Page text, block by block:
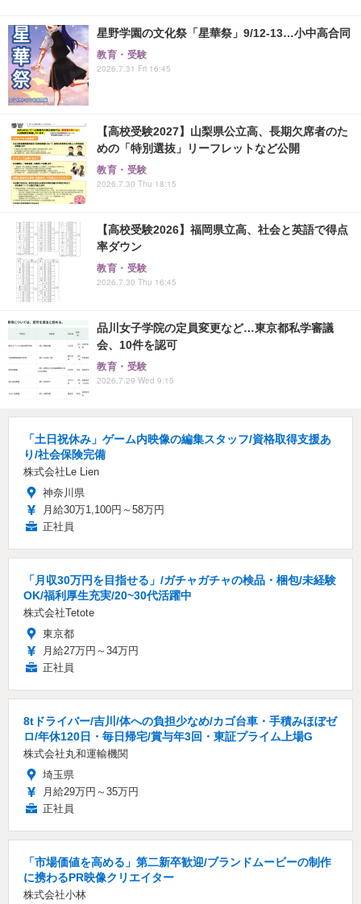
星野学園の文化祭「星華祭」9/12-13…小中高合同
教育・受験
2026.7.31 Fri 16:45
【高校受験2027】山梨県公立高、長期欠席者のた
めの「特別選抜」リーフレットなど公開
教育・受験
2026.7.30 Thu 18:15
【高校受験2026】福岡県立高、社会と英語で得点
率ダウン
教育・受験
2026.7.30 Thu 16:45
品川女子学院の定員変更など…東京都私学審議
会、10件を認可
教育・受験
2026.7.29 Wed 9:15
「土日祝休み」ゲーム内映像の編集スタッフ/資格取得支援あ
り/社会保険完備
株式会社Le Lien
神奈川県
月給30万1,100円～58万円
正社員
「月収30万円を目指せる」/ガチャガチャの検品・梱包/未経験
OK/福利厚生充実/20~30代活躍中
株式会社Tetote
東京都
月給27万円～34万円
正社員
8tドライバー/吉川/体への負担少なめ/カゴ台車・手積みほぼゼ
ロ/年休120日・毎日帰宅/賞与年3回・東証プライム上場G
株式会社丸和運輸機関
埼玉県
月給29万円～35万円
正社員
「市場価値を高める」第二新卒歓迎/ブランドムービーの制作
に携わるPR映像クリエイター
株式会社小林